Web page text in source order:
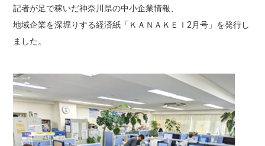
記者が足で稼いだ神奈川県の中小企業情報、
地域企業を深堀りする経済紙「ＫＡＮＡＫＥＩ2月号」を発行し
ました。